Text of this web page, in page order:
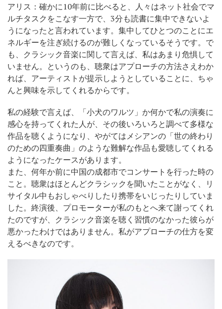
アリス：確かに10年前に比べると、人々はネット社会でマ
ルチタスクをこなす一方で、3分も読書に集中できないよ
うになったと言われています。集中してひとつのことにエ
ネルギーを注ぎ続けるのが難しくなっているそうです。で
も、クラシック音楽に関して言えば、私はあまり危惧して
いません。というのも、聴衆はアプローチの方法さえわか
れば、アーティストが提示しようとしていることに、ちゃ
んと興味を示してくれるからです。
私の経験で言えば、「小犬のワルツ」か何かで私の演奏に
感心を持ってくれた人が、その後いろいろと調べて多様な
作品を聴くようになり、やがてはメシアンの「世の終わり
のための四重奏曲」のような難解な作品も愛聴してくれる
ようになったケースがあります。
また、何年か前に中国の成都市でコンサートを行った時の
こと。聴衆はほとんどクラシックを聞いたことがなく、リ
サイタル中もおしゃべりしたり携帯をいじったりしていま
した。終演後、プロモーターが私のもとへ来て謝ってくれ
たのですが、クラシック音楽を聴く習慣のなかった彼らが
悪かったわけではありません。私がアプローチの仕方を変
えるべきなのです。